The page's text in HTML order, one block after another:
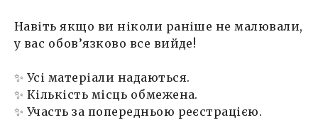
Навіть якщо ви ніколи раніше не малювали,
у вас обов’язково все вийде!
✨ Усі матеріали надаються.
✨ Кількість місць обмежена.
✨ Участь за попередньою реєстрацією.